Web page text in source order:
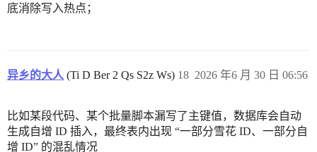
底消除写入热点；
异乡的大人 (Ti D Ber 2 Qs S2z Ws) 2026 年6 月 30 日 06:56
18
比如某段代码、某个批量脚本漏写了主键值，数据库会自动
生成自增 ID 插入，最终表内出现 “一部分雪花 ID、一部分自
增 ID” 的混乱情况